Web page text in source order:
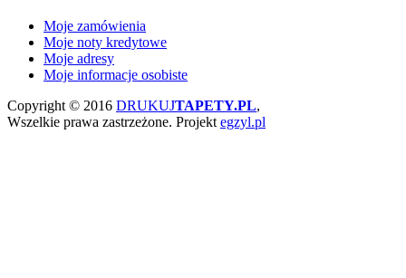
Moje zamówienia
Moje noty kredytowe
Moje adresy
Moje informacje osobiste
Copyright © 2016 DRUKUJTAPETY.PL,
Wszelkie prawa zastrzeżone. Projekt egzyl.pl